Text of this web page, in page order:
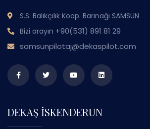
S.S. Balıkçılık Koop. Barınağı SAMSUN
Bizi arayın +90(531) 891 81 29
samsunpilotaj@dekaspilot.com
DEKAŞ İSKENDERUN